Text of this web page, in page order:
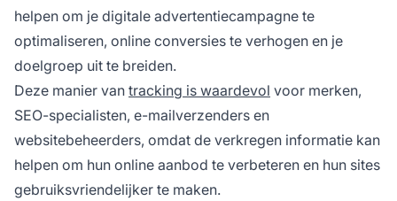
helpen om je digitale advertentiecampagne te
optimaliseren, online conversies te verhogen en je
doelgroep uit te breiden.
Deze manier van tracking is waardevol voor merken,
SEO-specialisten, e-mailverzenders en
websitebeheerders, omdat de verkregen informatie kan
helpen om hun online aanbod te verbeteren en hun sites
gebruiksvriendelijker te maken.